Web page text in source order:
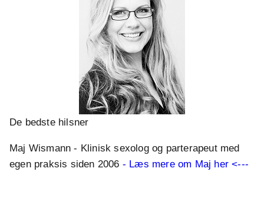
De bedste hilsner
Maj Wismann - Klinisk sexolog og parterapeut med
egen praksis siden 2006 - Læs mere om Maj her <---